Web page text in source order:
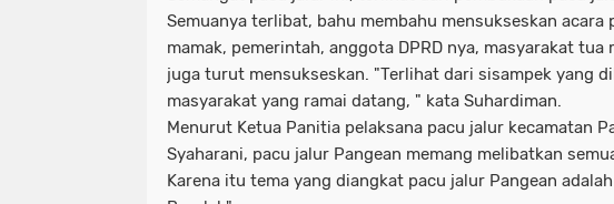
Semuanya terlibat, bahu membahu mensukseskan acara
mamak, pemerintah, anggota DPRD nya, masyarakat tua
juga turut mensukseskan. "Terlihat dari sisampek yang
masyarakat yang ramai datang, " kata Suhardiman.
Menurut Ketua Panitia pelaksana pacu jalur kecamatan
Syaharani, pacu jalur Pangean memang melibatkan
Karena itu tema yang diangkat pacu jalur Pangean